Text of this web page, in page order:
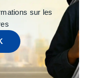
sur les